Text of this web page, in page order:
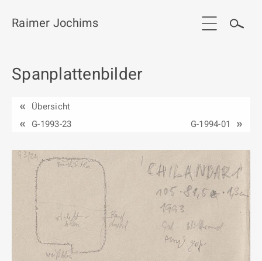
Start
Werkgruppen / Work groups
Ausstellungen
Publikationen
Kontakt
Raimer Jochims
Spanplattenbilder
Übersicht
G-1993-23
G-1994-01